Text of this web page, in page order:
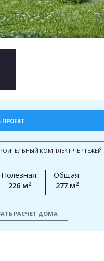
ПРОЕКТ
КОМПЛЕКТ ЧЕРТЕЖЕЙ
Полезная:
226 м2
Общая:
277 м2
РАСЧЕТ ДОМА